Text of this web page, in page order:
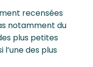
recensées
notamment du
plus petites
des plus